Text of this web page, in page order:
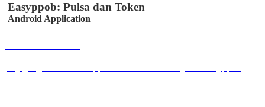
Easyppob: Pulsa dan Token
Android Application